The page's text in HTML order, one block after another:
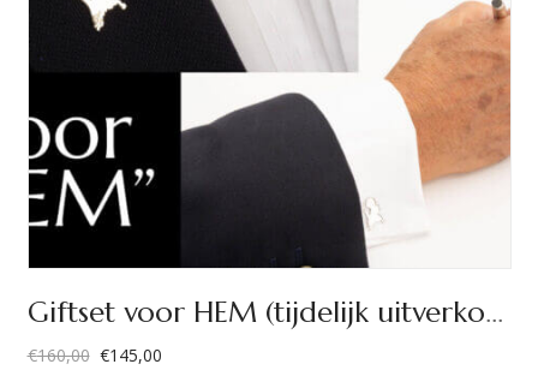
Giftset voor HEM (tijdelijk uitverkocht)
€160,00 €145,00